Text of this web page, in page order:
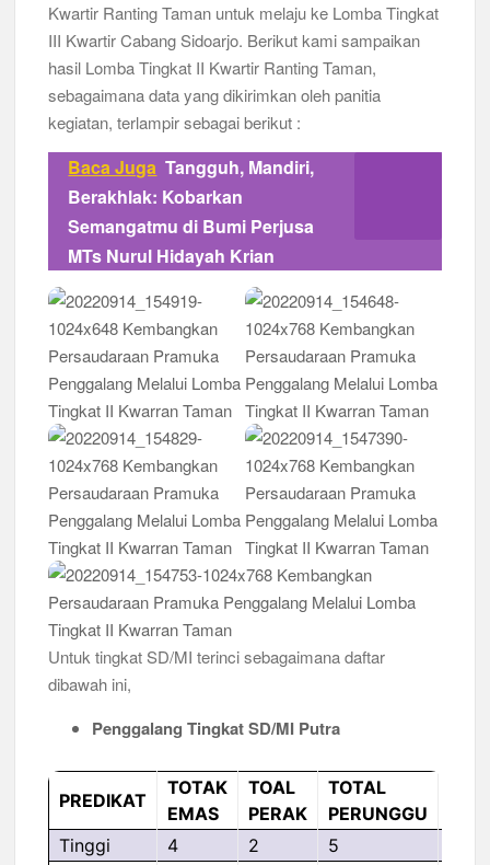
Kwartir Ranting Taman untuk melaju ke Lomba Tingkat
III Kwartir Cabang Sidoarjo. Berikut kami sampaikan
hasil Lomba Tingkat II Kwartir Ranting Taman,
sebagaimana data yang dikirimkan oleh panitia
kegiatan, terlampir sebagai berikut :
Baca Juga Tangguh, Mandiri,
Berakhlak: Kobarkan
Semangatmu di Bumi Perjusa
MTs Nurul Hidayah Krian
Untuk tingkat SD/MI terinci sebagaimana daftar
dibawah ini,
Penggalang Tingkat SD/MI Putra
PREDIKAT
TOTAK
EMAS
TOAL
PERAK
TOTAL
PERUNGGU
Tinggi
4 2 5